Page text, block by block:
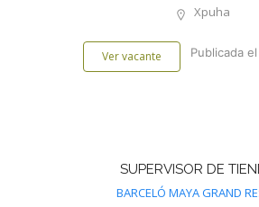
Xpuha
Ver vacante Publicada
SUPERVISOR DE
BARCELÓ MAYA GRAND